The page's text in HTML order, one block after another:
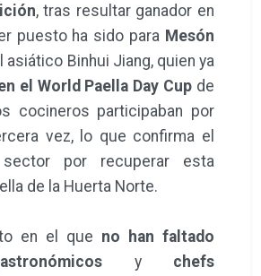
, tras resultar ganador en
puesto ha sido para Mesón
asiático Binhui Jiang, quien ya
el World Paella Day Cup de
cocineros participaban por
vez, lo que confirma el
por recuperar esta
de la Huerta Norte.
en el que no han faltado
y chefs